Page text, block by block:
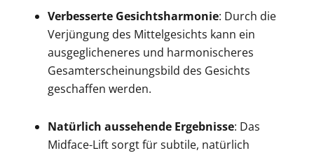
Verbesserte Gesichtsharmonie: Durch die
Verjüngung des Mittelgesichts kann ein
ausgeglicheneres und harmonischeres
Gesamterscheinungsbild des Gesichts
geschaffen werden.
Natürlich aussehende Ergebnisse: Das
Midface-Lift sorgt für subtile, natürlich